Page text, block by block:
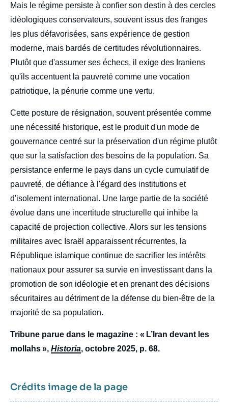
Mais le régime persiste à confier son destin à des cercles
idéologiques conservateurs, souvent issus des franges
les plus défavorisées, sans expérience de gestion
moderne, mais bardés de certitudes révolutionnaires.
Plutôt que d'assumer ses échecs, il exige des Iraniens
qu'ils accentuent la pauvreté comme une vocation
patriotique, la pénurie comme une vertu.
Cette posture de résignation, souvent présentée comme
une nécessité historique, est le produit d'un mode de
gouvernance centré sur la préservation d'un régime plutôt
que sur la satisfaction des besoins de la population. Sa
persistance enferme le pays dans un cycle cumulatif de
pauvreté, de défiance à l'égard des institutions et
d'isolement international. Une large partie de la société
évolue dans une incertitude structurelle qui inhibe la
capacité de projection collective. Alors sur les tensions
militaires avec Israël apparaissent récurrentes, la
République islamique continue de sacrifier les intérêts
nationaux pour assurer sa survie en investissant dans la
promotion de son idéologie et en prenant des décisions
sécuritaires au détriment de la défense du bien-être de la
majorité de sa population.
Tribune parue dans le magazine : « L’Iran devant les
mollahs », Historia, octobre 2025, p. 68.
Crédits image de la page